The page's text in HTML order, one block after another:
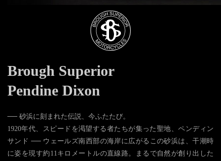
Brough Superior
Pendine Dixon
── 砂浜に刻まれた伝説、今ふたたび。
1920年代、スピードを渇望する者たちが集った聖地、ペンディン
サンド ── ウェールズ南西部の海岸に広がるこの砂浜は、干潮時
に姿を現す約11キロメートルの直線路。まるで自然が創り出した